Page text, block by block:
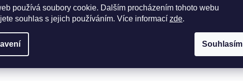
používá soubory cookie. Dalším procházením tohoto webu
souhlas s jejich používáním. Více informací zde.
Souhlasím